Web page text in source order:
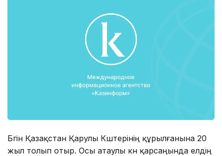
Бүгін Қазақстан Қарулы Күштерінің құрылғанына 20
жыл толып отыр. Осы атаулы күн қарсаңында елдің